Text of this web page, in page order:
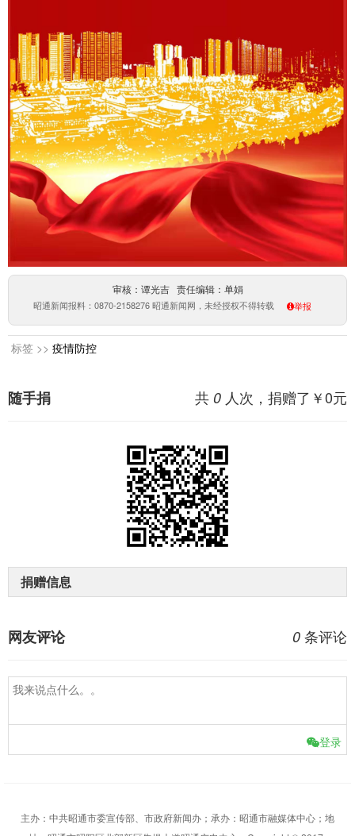
审核：谭光吉 责任编辑：单娟
昭通新闻报料：0870-2158276 昭通新闻网，未经授权不得转载 举报
标签 >> 疫情防控
共 0 人次，捐赠了￥0元
随手捐
捐赠信息
0 条评论
网友评论
登录
主办：中共昭通市委宣传部、市政府新闻办；承办：昭通市融媒体中心；地